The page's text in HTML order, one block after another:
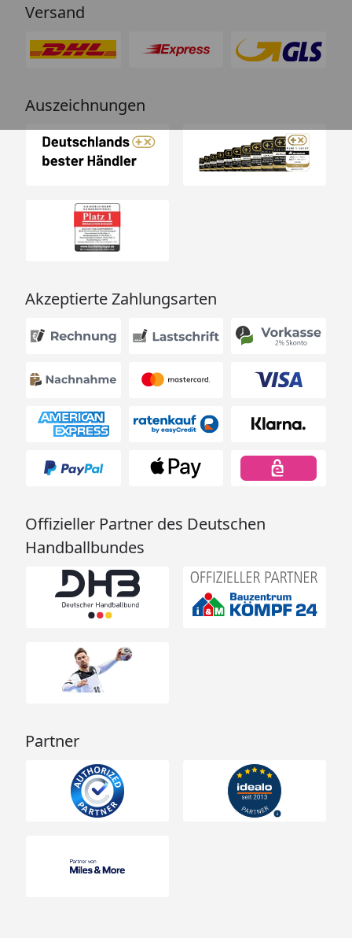
Versand
Auszeichnungen
Akzeptierte Zahlungsarten
Offizieller Partner des Deutschen
Handballbundes
Partner